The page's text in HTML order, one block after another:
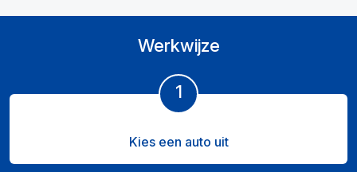
Werkwijze
1
Kies een auto uit